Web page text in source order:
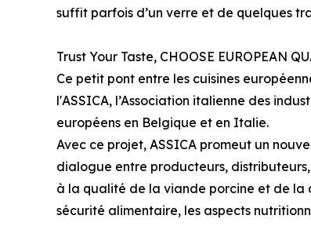
suffit parfois d’un verre et de quelques
Trust Your Taste, CHOOSE EUROPEAN
Ce petit pont entre les cuisines
l'ASSICA, l’Association italienne des
européens en Belgique et en Italie.
Avec ce projet, ASSICA promeut un
dialogue entre producteurs,
à la qualité de la viande porcine et de la
sécurité alimentaire, les aspects